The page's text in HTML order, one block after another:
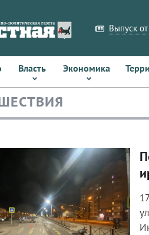
Выпуск
Власть Экономика